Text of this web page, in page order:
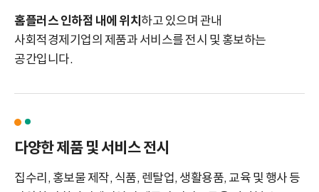
홈플러스 인하점 내에 위치하고 있으며 관내
사회적경제기업의 제품과 서비스를전시 및 홍보하는
공간입니다.
다양한 제품 및서비스 전시
집수리, 홍보물 제작, 식품, 렌탈업, 생활용품, 교육 및 행사 등